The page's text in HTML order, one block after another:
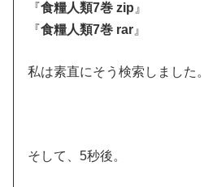
『食糧人類7巻 zip 』
『食糧人類7巻 rar 』
私は素直にそう検索しました。
そして、5秒後。